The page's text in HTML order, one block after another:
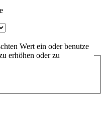
Wert ein oder benutze
erhöhen oder zu